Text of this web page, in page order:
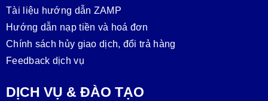
Tài liệu hướng dẫn ZAMP
Hướng dẫn nạp tiền và hoá đơn
Chính sách hủy giao dịch, đổi trả hàng
Feedback dịch vụ
DỊCH VỤ & ĐÀO TẠO